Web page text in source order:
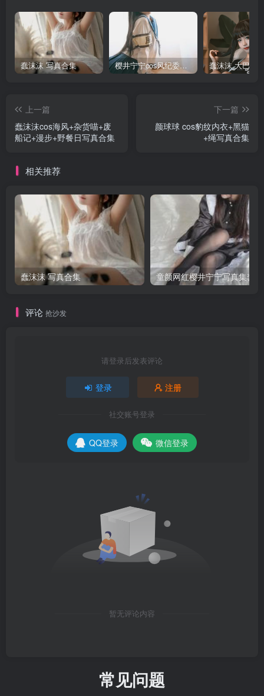
蠢沫沫 写真合集 樱井宁宁cos风纪委员写真套图
上一篇
蠢沫沫cos海风+杂货喵+废
船记+漫步+野餐日写真合集
下一篇
颜球球 cos豹纹内衣+黑猫
+绳写真合集
相关推荐
蠢沫沫 写真合集 童颜网红樱井宁宁写真集套图
评论 抢沙发
请登录后发表评论
登录 注册
社交账号登录
QQ登录 微信登录
暂无评论内容
常见问题